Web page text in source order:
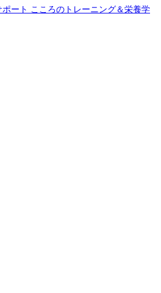
ート こころのトレーニング＆栄養学